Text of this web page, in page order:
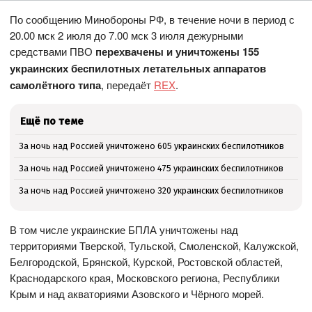
По сообщению Минобороны РФ, в течение ночи в период с
20.00 мск 2 июля до 7.00 мск 3 июля дежурными
средствами ПВО перехвачены и уничтожены 155
украинских беспилотных летательных аппаратов
самолётного типа, передаёт REX.
Ещё по теме
За ночь над Россией уничтожено 605 украинских беспилотников
За ночь над Россией уничтожено 475 украинских беспилотников
За ночь над Россией уничтожено 320 украинских беспилотников
В том числе украинские БПЛА уничтожены над
территориями Тверской, Тульской, Смоленской, Калужской,
Белгородской, Брянской, Курской, Ростовской областей,
Краснодарского края, Московского региона, Республики
Крым и над акваториями Азовского и Чёрного морей.